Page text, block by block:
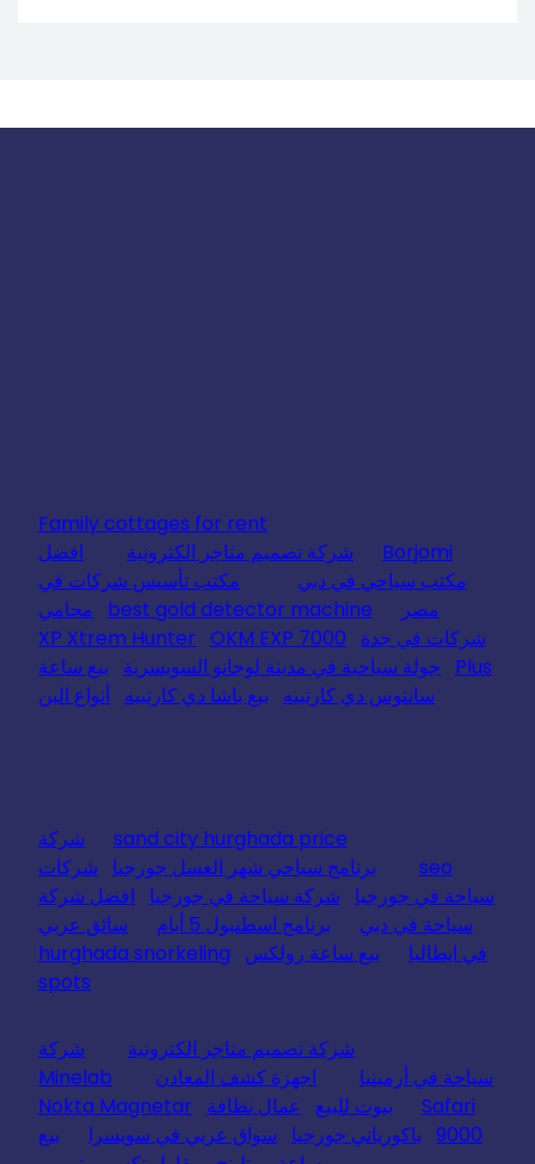
Family cottages for rent
Borjomi
شركة تصميم متاجر الكترونية
افضل
مكتب سياحي في دبي
مكتب تأسيس شركات في
مصر
best gold detector machine
محامي
شركات في جدة
XP Xtrem Hunter OKM EXP 7000
Plus
جولة سياحية في مدينة لوجانو السويسرية
بيع ساعة
سانتوس دي كارتييه
بيع باشا دي كارتييه أنواع البن
sand city hurghada price
شركة
seo
برنامج سياحي شهر العسل جورجيا
شركات
سياحة في جورجيا
شركة سياحة في جورجيا
افضل شركة
سياحة في دبي
برنامج اسطنبول 5 أيام
سائق عربي
في ايطاليا
بيع ساعة رولكس
hurghada snorkeling
spots
شركة تصميم متاجر الكترونية
شركة
سياحة في أرمينيا
اجهزة كشف المعادن
Minelab
Safari
بيوت للبيع عمال نظافة Nokta Magnetar
9000 باكورياني جورجيا سواق عربي في سويسرا
بيع